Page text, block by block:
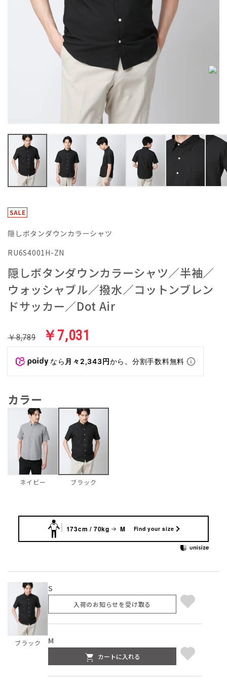
隠しボタンダウンカラーシャツ
RU6S4001H-ZN
隠しボタンダウンカラーシャツ／半袖／
ウォッシャブル／撥水／コットンブレン
ドサッカー／Dot Air
￥8,789 ￥7,031
なら 月々2,343円から。分割手数料無料
カラー
ネイビー ブラック
173cm / 70kg M Find your size
ブラック
S
入荷のお知らせを受け取る
M
カートに入れる